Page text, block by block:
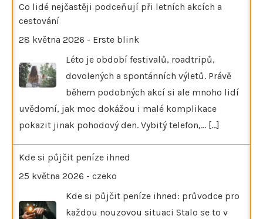
Co lidé nejčastěji podceňují při letních akcích a
cestování
28 května 2026 - Erste blink
Léto je období festivalů, roadtripů,
dovolených a spontánních výletů. Právě
během podobných akcí si ale mnoho lidí
uvědomí, jak moc dokážou i malé komplikace
pokazit jinak pohodový den. Vybitý telefon,… [...]
Kde si půjčit peníze ihned
25 května 2026 - czeko
Kde si půjčit peníze ihned: průvodce pro
každou nouzovou situaci Stalo se to v